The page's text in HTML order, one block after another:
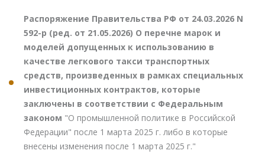
Распоряжение Правительства РФ от 24.03.2026 N
592-р (ред. от 21.05.2026) О перечне марок и
моделей допущенных к использованию в
качестве легкового такси транспортных
средств, произведенных в рамках специальных
инвестиционных контрактов, которые
заключены в соответствии с Федеральным
законом "О промышленной политике в Российской
Федерации" после 1 марта 2025 г. либо в которые
внесены изменения после 1 марта 2025 г."